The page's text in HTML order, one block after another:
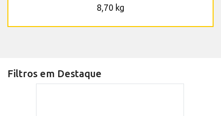
8,70 kg
Filtros em Destaque